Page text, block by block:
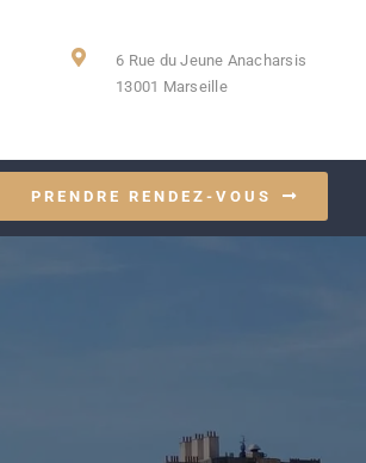
6 Rue du Jeune Anacharsis
13001 Marseille
PRENDRE RENDEZ-VOUS